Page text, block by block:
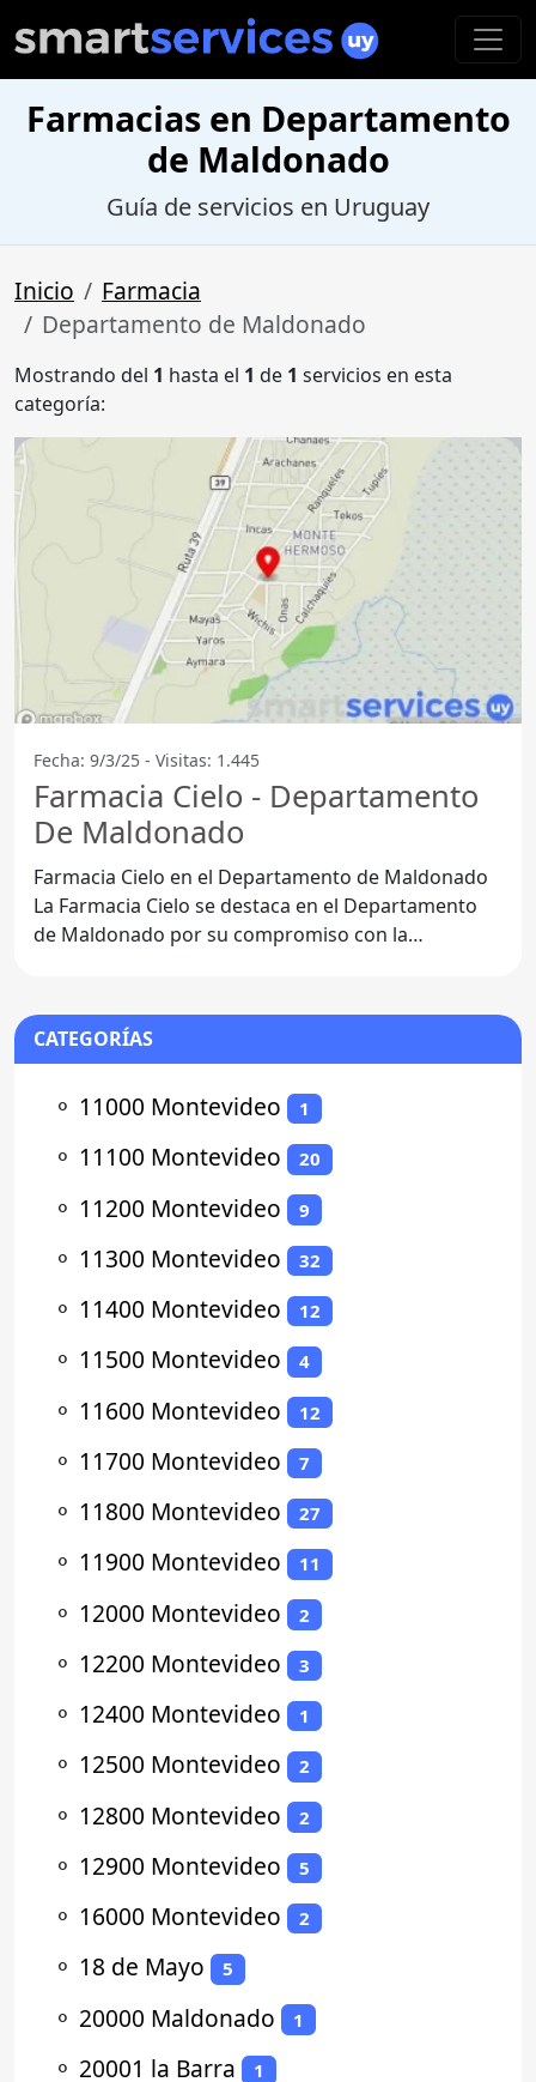
Farmacias en Departamento
de Maldonado
Guía de servicios en Uruguay
Inicio
Farmacia
Departamento de Maldonado
Mostrando del 1 hasta el 1 de 1 servicios en esta
categoría:
Fecha: 9/3/25 - Visitas: 1.445
Farmacia Cielo - Departamento
De Maldonado
Farmacia Cielo en el Departamento de Maldonado
La Farmacia Cielo se destaca en el Departamento
de Maldonado por su compromiso con la
CATEGORÍAS
⚬ 11000 Montevideo 1
⚬ 11100 Montevideo 20
⚬ 11200 Montevideo 9
⚬ 11300 Montevideo 32
⚬ 11400 Montevideo 12
⚬ 11500 Montevideo 4
⚬ 11600 Montevideo 12
⚬ 11700 Montevideo 7
⚬ 11800 Montevideo 27
⚬ 11900 Montevideo 11
⚬ 12000 Montevideo 2
⚬ 12200 Montevideo 3
⚬ 12400 Montevideo 1
⚬ 12500 Montevideo 2
⚬ 12800 Montevideo 2
⚬ 12900 Montevideo 5
⚬ 16000 Montevideo 2
⚬ 18 de Mayo 5
⚬ 20000 Maldonado 1
⚬ 20001 la Barra 1